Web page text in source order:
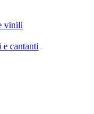
vinili
cantanti